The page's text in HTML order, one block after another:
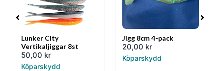
Lunker City
Vertikaljiggar 8st
50,00 kr
Köparskydd
Jigg 8cm 4-pack
20,00 kr
Köparskydd